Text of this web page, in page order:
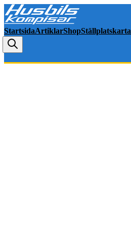
StartsidaArtiklarShop